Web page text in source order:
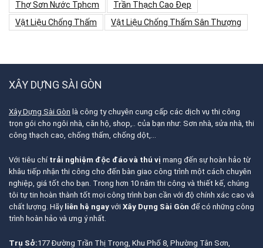
Thợ Sơn Nước Tphcm
Trần Thạch Cao Đẹp
Vật Liệu Chống Thấm
Vật Liệu Chống Thấm Sân Thượng
XÂY DỰNG SÀI GÒN
Xây Dựng Sài Gòn là công ty chuyên cung cấp các dịch vụ thi công
trọn gói cho ngôi nhà, căn hộ, shop,.. của bạn như: Sơn nhà, sửa nhà, thi
công thạch cao, chống thấm, chống dột,…
Với tiêu chí trải nghiệm độc đáo và thú vị mang đến sự hoàn hảo từ
khâu tiếp nhận thi công cho đến bàn giao công trình một cách chuyên
nghiệp, giá tốt cho bạn. Trong hơn 10 năm thi công và thiết kế, chúng
tôi tự tin hoàn thành tốt mọi công trình bạn cần với độ chính xác cao và
chất lượng. Hãy liên hệ ngay với Xây Dựng Sài Gòn để có những công
trình hoàn hảo và ưng ý nhất.
Trụ Sở:177 Đường Trần Thị Trọng, Khu Phố 8, Phường Tân Sơn,